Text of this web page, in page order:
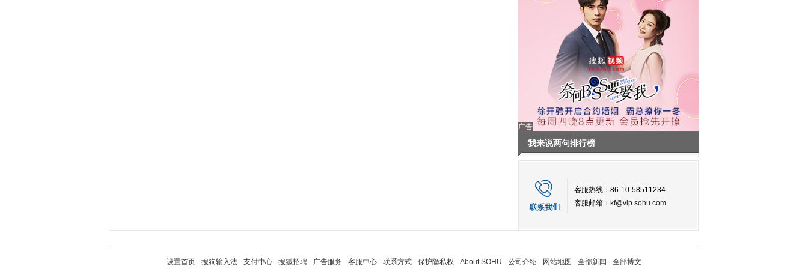
广告
我来说两句排行榜
客服热线：86-10-58511234
客服邮箱： kf@vip.sohu.com
设置首页 - 搜狗输入法 - 支付中心 - 搜狐招聘 - 广告服务 - 客服中心 - 联系方式 - 保护隐私权 - About SOHU - 公司介绍 - 网站地图 - 全部新闻 - 全部博文